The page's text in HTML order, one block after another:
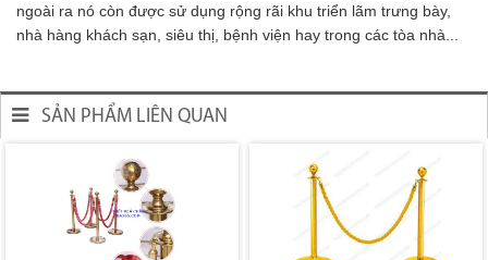
ngoài ra nó còn được sử dụng rộng rãi khu triển lãm trưng bày,
nhà hàng khách sạn, siêu thị, bệnh viện hay trong các tòa nhà...
SẢN PHẨM LIÊN QUAN